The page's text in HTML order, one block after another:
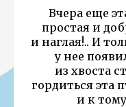
Вчера еще
простая и
и наглая!.. И
у нее
из хвоста
гордиться эта
и к